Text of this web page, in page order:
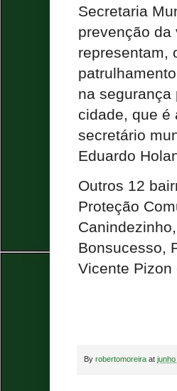
Secretaria
prevenção
representam,
na
cidade, que é
secretário
Eduardo
Outros 12
Proteção
Bonsucesso,
Vicente Pizon
By robertomoreira at junho